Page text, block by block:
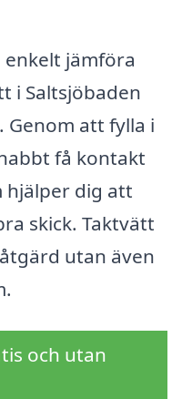
jämföra
i Saltsjöbaden
att fylla i
få kontakt
hjälper dig att
skick. Taktvätt
utan även
och utan